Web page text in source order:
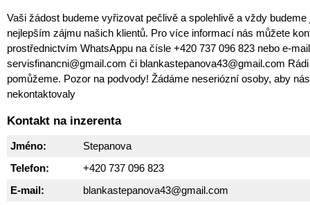
Vaši žádost budeme vyřizovat pečlivě a spolehlivě a vždy budeme
nejlepším zájmu našich klientů. Pro více informací nás můžete
prostřednictvím WhatsAppu na čísle +420 737 096 823 nebo e-
servisfinancni@gmail.com či blankastepanova43@gmail.com
pomůžeme. Pozor na podvody! Žádáme neseriózní osoby, aby nás
nekontaktovaly
Kontakt na inzerenta
Jméno:
Stepanova
Telefon:
+420 737 096 823
E-mail:
blankastepanova43@gmail.com